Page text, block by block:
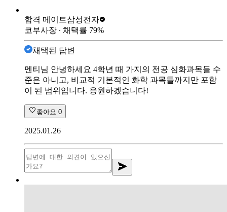
합격 메이트삼성전자
코부사장 ∙ 채택률 79%
채택된 답변
멘티님 안녕하세요 4학년 때 가지의 전공 심화과목들 수
준은 아니고, 비교적 기본적인 화학 과목들까지만 포함
이 된 범위입니다. 응원하겠습니다!
좋아요 0
2025.01.26